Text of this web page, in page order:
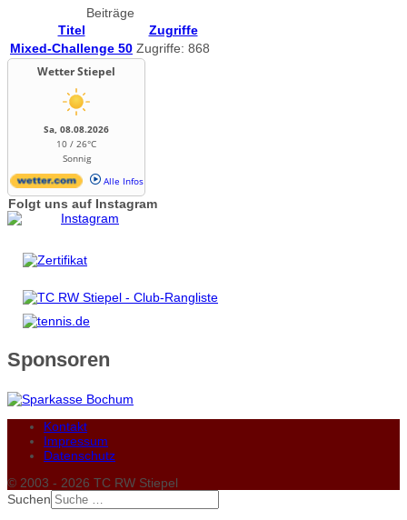
Beiträge
Titel
Zugriffe
Mixed-Challenge 50 Zugriffe: 868
Wetter Stiepel
Sa, 08.08.2026
10 / 26°C
Sonnig
Alle Infos
Folgt uns auf Instagram
Sponsoren
Kontakt
Impressum
Datenschutz
© 2003 - 2026 TC RW Stiepel
Suchen